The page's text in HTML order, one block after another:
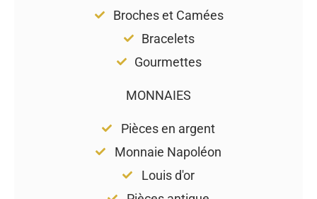
Broches et Camées
Bracelets
Gourmettes
MONNAIES
Pièces en argent
Monnaie Napoléon
Louis d'or